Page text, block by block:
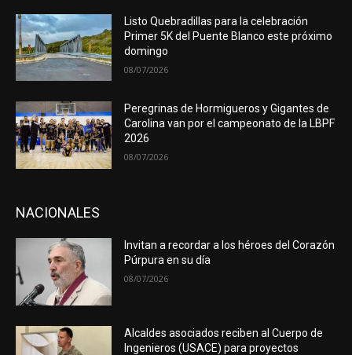
Listo Quebradillas para la celebración
Primer 5K del Puente Blanco este próximo
domingo
08/07/2026
Peregrinas de Hormigueros y Gigantes de
Carolina van por el campeonato de la LBPF
2026
08/07/2026
NACIONALES
Invitan a recordar a los héroes del Corazón
Púrpura en su día
08/07/2026
Alcaldes asociados reciben al Cuerpo de
Ingenieros (USACE) para proyectos